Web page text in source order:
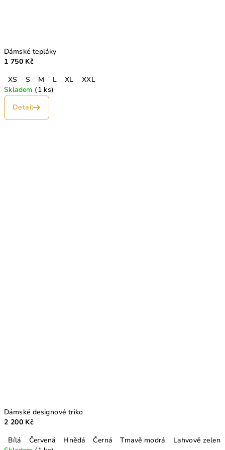
Dámské tepláky
1 750 Kč
XS
S M L XL
XXL
Skladem (1 ks)
Detail
Dámské designové triko
2 200 Kč
Bílá
Červená Hnědá Černá Tmavě modrá
Lahvově zelená